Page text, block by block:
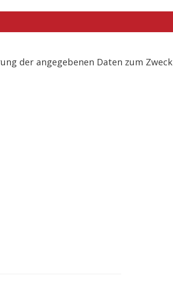
der angegebenen Daten zum Zweck